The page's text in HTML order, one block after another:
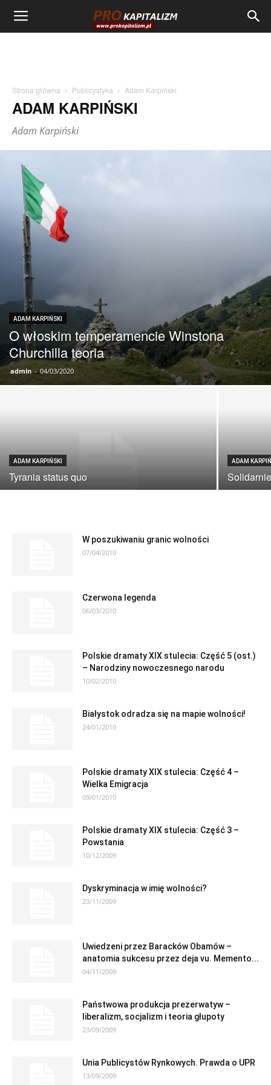
Strona główna Publicystyka Adam Karpiński
ADAM KARPIŃSKI
Adam Karpiński
ADAM KARPIŃSKI
O włoskim temperamencie Winstona
Churchilla teoria
admin - 04/03/2020
ADAM KARPIŃSKI
Tyrania status quo
ADAM
W poszukiwaniu granic wolności
07/04/2010
Czerwona legenda
06/03/2010
Polskie dramaty XIX stulecia: Część 5 (ost.)
– Narodziny nowoczesnego narodu
10/02/2010
Białystok odradza się na mapie wolności!
24/01/2010
Polskie dramaty XIX stulecia: Część 4 –
Wielka Emigracja
09/01/2010
Polskie dramaty XIX stulecia: Część 3 –
Powstania
10/12/2009
Dyskryminacja w imię wolności?
23/11/2009
Uwiedzeni przez Baracków Obamów –
anatomia sukcesu przez deja vu. Memento...
04/11/2009
Państwowa produkcja prezerwatyw –
liberalizm, socjalizm i teoria głupoty
23/09/2009
Unia Publicystów Rynkowych. Prawda o UPR
13/09/2009